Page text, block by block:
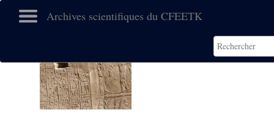
Archives scientifiques du CFEETK